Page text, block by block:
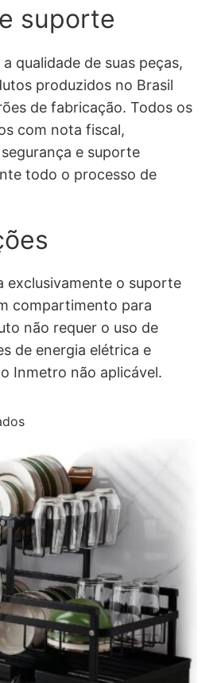
suporte
qualidade de suas peças,
produzidos no Brasil
de fabricação. Todos os
com nota fiscal,
e suporte
todo o processo de
exclusivamente o suporte
compartimento para
não requer o uso de
de energia elétrica e
Inmetro não aplicável.